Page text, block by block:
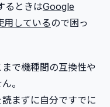
るときはGoogle
しているので困っ
で機種間の互換性や
。
まずに自分ですでに